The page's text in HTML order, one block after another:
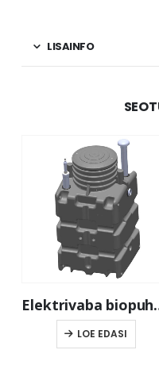
LISAINFO
Elektrivaba biopuhasti
LOE EDASI